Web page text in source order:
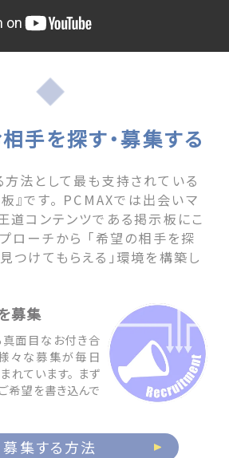
手を探す・募集する
法として最も支持されている
』です。 PCMAXでは出会いマ
道コンテンツである掲示板にこ
ローチから 「希望の相手を探
つけてもらえる」環境を構築し
募集
面目なお付き合
々な募集が毎日
れています。 まず
希望を書き込んで
募集する方法